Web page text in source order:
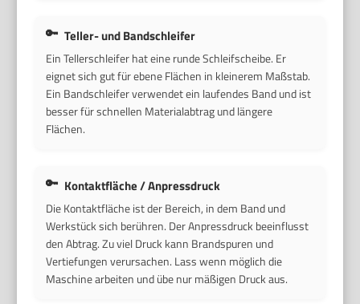
Teller- und Bandschleifer
Ein Tellerschleifer hat eine runde Schleifscheibe. Er
eignet sich gut für ebene Flächen in kleinerem Maßstab.
Ein Bandschleifer verwendet ein laufendes Band und ist
besser für schnellen Materialabtrag und längere
Flächen.
Kontaktfläche / Anpressdruck
Die Kontaktfläche ist der Bereich, in dem Band und
Werkstück sich berühren. Der Anpressdruck beeinflusst
den Abtrag. Zu viel Druck kann Brandspuren und
Vertiefungen verursachen. Lass wenn möglich die
Maschine arbeiten und übe nur mäßigen Druck aus.